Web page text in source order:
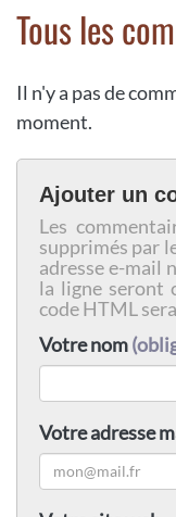
Tous les
Il n'y a pas de
moment.
Ajouter un
Les
supprimés par
adresse e-mail
la ligne seront
code HTML
Votre nom
Votre adresse